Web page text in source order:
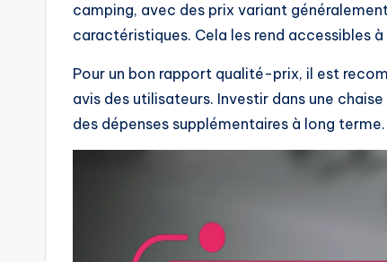
camping, avec des prix variant
caractéristiques. Cela les rend accessibles à
Pour un bon rapport qualité-prix, il est
avis des utilisateurs. Investir dans une
des dépenses supplémentaires à long terme.